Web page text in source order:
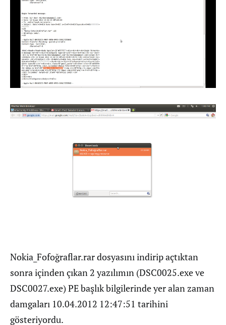
Nokia_Fofoğraflar.rar dosyasını indirip açtıktan
sonra içinden çıkan 2 yazılımın (DSC0025.exe ve
DSC0027.exe) PE başlık bilgilerinde yer alan zaman
damgaları 10.04.2012 12:47:51 tarihini
gösteriyordu.